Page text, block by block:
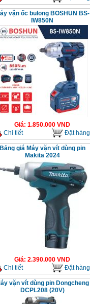
vặn ốc bulong BOSHUN BS-
IW850N
Giá: 1.850.000 VND
Chi tiết
Đặt hàng
Bảng giá Máy vặn vít dùng pin
Makita 2024
Giá: 2.390.000 VND
Chi tiết
Đặt hàng
vặn vít dùng pin Dongcheng
DCPL208 (20V)